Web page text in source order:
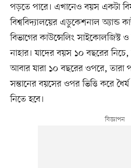
পড়তে পারে। এখানেও বয়স একটা
বিশ্ববিদ্যালয়ের এডুকেশনাল অ্যান্ড
বিভাগের কাউন্সেলিং সাইকোলজিস্ট
নাহার। যাদের বয়স ১০ বছরের
আবার যারা ১০ বছরের ওপরে, তারা
সন্তানের বয়সের ওপর ভিত্তি করে
নিতে হবে।